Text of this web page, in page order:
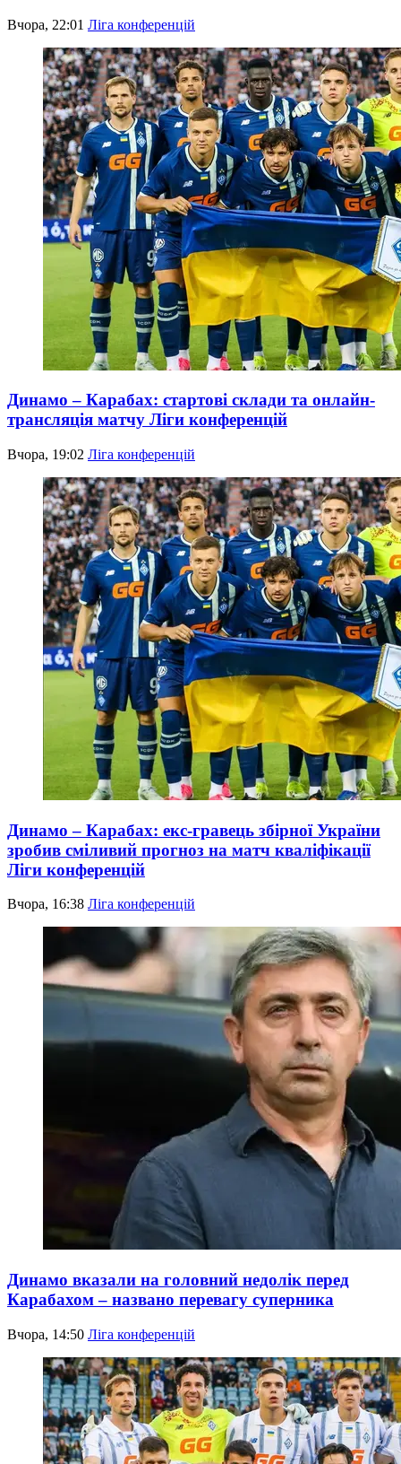
Вчора, 22:01 Ліга конференцій
Динамо – Карабах: стартові склади та онлайн-
трансляція матчу Ліги конференцій
Вчора, 19:02 Ліга конференцій
Динамо – Карабах: екс-гравець збірної України
зробив сміливий прогноз на матч кваліфікації
Ліги конференцій
Вчора, 16:38 Ліга конференцій
Динамо вказали на головний недолік перед
Карабахом – названо перевагу суперника
Вчора, 14:50 Ліга конференцій